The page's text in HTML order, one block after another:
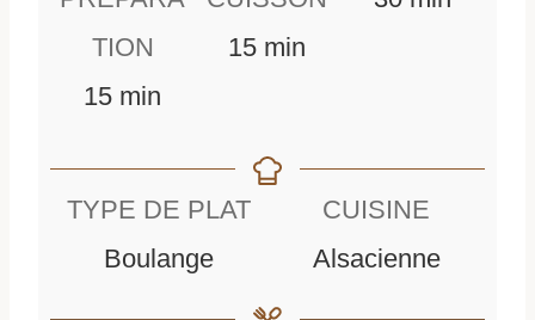
TION
15mmin
15m
u
min
TYPE DE PLAT
Boulange
CUISINE
Alsacienne